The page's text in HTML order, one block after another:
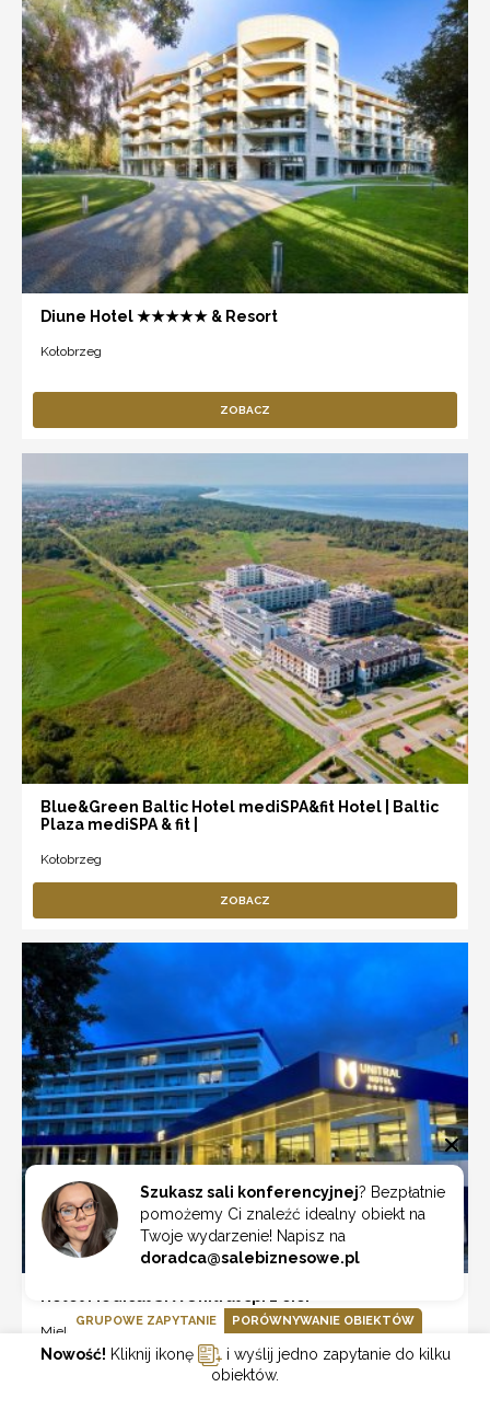
Diune Hotel ★★★★★ & Resort
Kołobrzeg
ZOBACZ
Blue&Green Baltic Hotel mediSPA&fit Hotel | Baltic
Plaza mediSPA & fit |
Kołobrzeg
ZOBACZ
Hotel Medical SPA Unitral sp. z o.o.
Mielno
Szukasz sali konferencyjnej? Bezpłatnie
pomożemy Ci znaleźć idealny obiekt na
Twoje wydarzenie! Napisz na
doradca@salebiznesowe.pl
GRUPOWE ZAPYTANIE PORÓWNYWANIE OBIEKTÓW
Nowość! Kliknij ikonę
i wyślij jedno zapytanie do kilku
obiektów.